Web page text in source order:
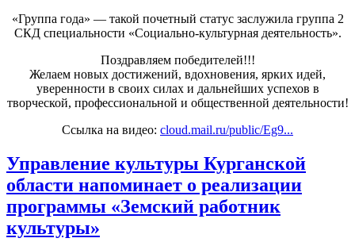
«Группа года» — такой почетный статус заслужила группа 2
СКД специальности «Социально-культурная деятельность».
Поздравляем победителей!!!
Желаем новых достижений, вдохновения, ярких идей,
уверенности в своих силах и дальнейших успехов в
творческой, профессиональной и общественной деятельности!
Ссылка на видео: cloud.mail.ru/public/Eg9...
Управление культуры Курганской
области напоминает о реализации
программы «Земский работник
культуры»